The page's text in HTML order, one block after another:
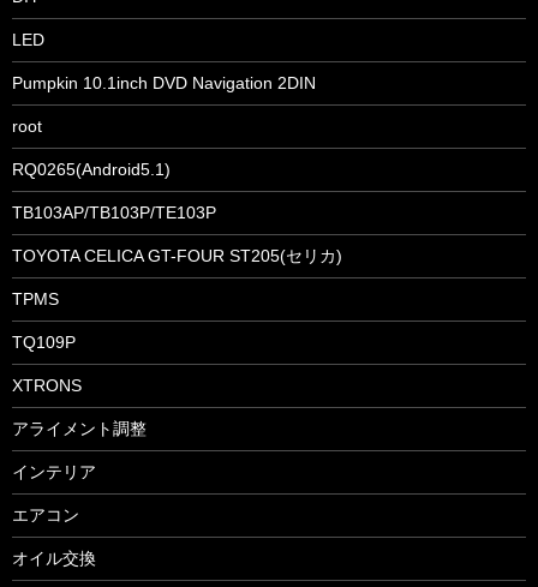
LED
Pumpkin 10.1inch DVD Navigation 2DIN
root
RQ0265(Android5.1)
TB103AP/TB103P/TE103P
TOYOTA CELICA GT-FOUR ST205(セリカ)
TPMS
TQ109P
XTRONS
アライメント調整
インテリア
エアコン
オイル交換